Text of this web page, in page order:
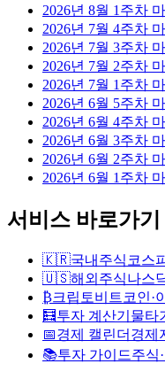
2026년 8월 1주차
2026년 7월 4주차
2026년 7월 3주차
2026년 7월 2주차
2026년 7월 1주차
2026년 6월 5주차
2026년 6월 4주차
2026년 6월 3주차
2026년 6월 2주차
2026년 6월 1주차
서비스 바로가기
🇰🇷국내주식 코스
🇺🇸해외주식나스
₿크립토비트코인·
🧮투자 계산기 물타
📅경제 캘린더 경제
📚투자 가이드주식